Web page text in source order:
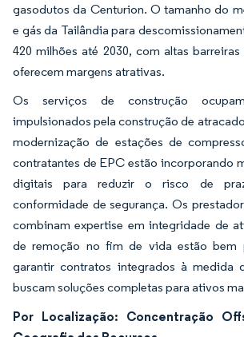
gasodutos da Centurion. O tamanho do
e gás da Tailândia para
420 milhões até 2030, com altas
oferecem margens atrativas.
Os serviços de construção
impulsionados pela construção de
modernização de estações de
contratantes de EPC estão incorporando
digitais para reduzir o risco de
conformidade de segurança. Os
combinam expertise em integridade de
de remoção no fim de vida estão bem
garantir contratos integrados à medida
buscam soluções completas para ativos
Por Localização: Concentração